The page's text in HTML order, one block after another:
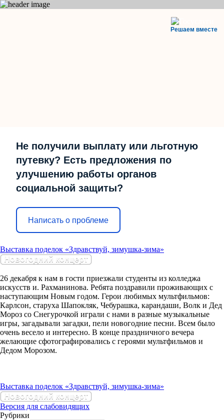
Решаем вместе
Не получили выплату или льготную
путевку? Есть предложения по
улучшению работы органов
социальной защиты?
Написать о проблеме
Выставка поделок «Здравствуй, зимушка-зима»
Новогодний концерт
26 декабря к нам в гости приезжали студенты из колледжа
искусств и. Рахманинова. Ребята поздравили проживающих с
наступающим Новым годом. Герои любимых мультфильмов:
Карлсон, старуха Шапокляк, Чебурашка, карандаши, Волк и Дед
Мороз со Снегурочкой играли с нами в разные музыкальные
игры, загадывали загадки, пели новогодние песни. Всем было
очень весело и интересно. В конце праздничного вечера
желающие сфотографировались с героями мультфильмов и
Дедом Морозом.
Выставка поделок «Здравствуй, зимушка-зима»
Новогодний концерт
Версия для слабовидящих
Рубрики